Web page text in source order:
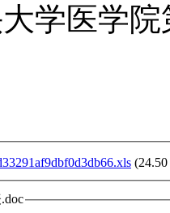
学医学